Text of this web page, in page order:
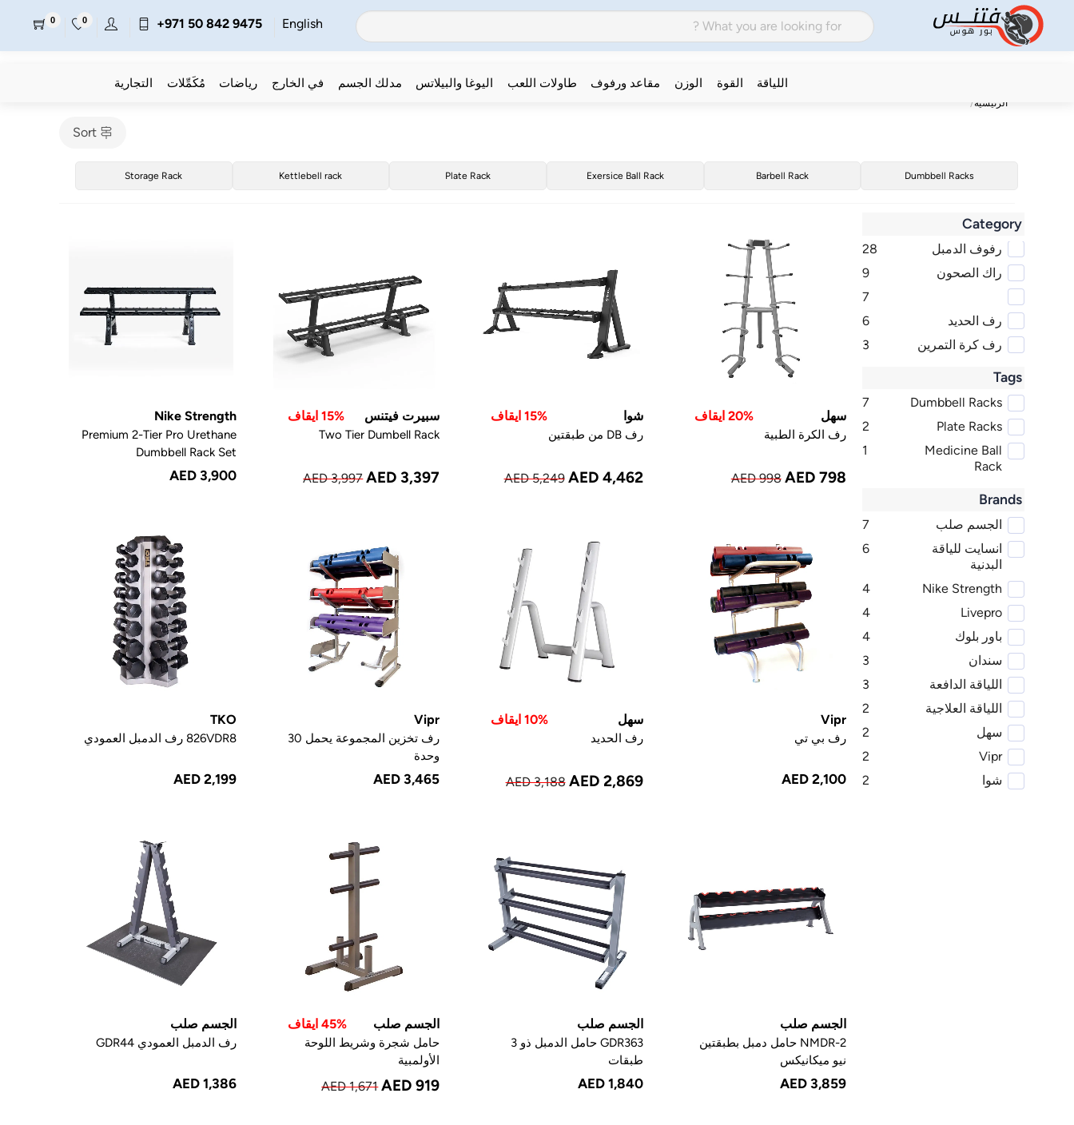
English
+971 50 842 9475
0
0
اللياقة القوة الوزن مقاعد ورفوف طاولات اللعب اليوغا والبيلاتس مدلك الجسم في الخارج رياضات مُكَمِّلات التجارية
الرئيسية
Sort
Dumbbell Racks
Barbell Rack
Exersice Ball Rack
Plate Rack
Kettlebell rack
Storage Rack
Category
رفوف الدمبل
28
راك الصحون
9
7
رف الحديد
6
رف كرة التمرين
3
Tags
Dumbbell Racks
7
Plate Racks
2
Medicine Ball
Rack
1
Brands
الجسم صلب
7
انسايت للياقة
البدنية
6
Nike Strength
4
Livepro
4
باور بلوك
4
سندان
3
اللياقة الدافعة
3
اللياقة العلاجية
2
سهل
2
Vipr
2
شوا
2
سهل 20% ايقاف
رف الكرة الطبية
AED 998 AED 798
شوا 15% ايقاف
رف DB من طبقتين
AED 5,249 AED 4,462
سبيرت فيتنس 15% ايقاف
Two Tier Dumbell Rack
AED 3,997 AED 3,397
Nike Strength
Premium 2-Tier Pro Urethane
Dumbbell Rack Set
AED 3,900
Vipr
رف بي تي
AED 2,100
سهل 10% ايقاف
رف الحديد
AED 3,188 AED 2,869
Vipr
رف تخزين المجموعة يحمل 30
وحدة
AED 3,465
TKO
826VDR8 رف الدمبل العمودي
AED 2,199
الجسم صلب
NMDR-2 حامل دمبل بطبقتين
نيو ميكانيكس
AED 3,859
الجسم صلب
GDR363 حامل الدمبل ذو 3
طبقات
AED 1,840
الجسم صلب 45% ايقاف
حامل شجرة وشريط اللوحة
الأولمبية
AED 1,671 AED 919
الجسم صلب
رف الدمبل العمودي GDR44
AED 1,386